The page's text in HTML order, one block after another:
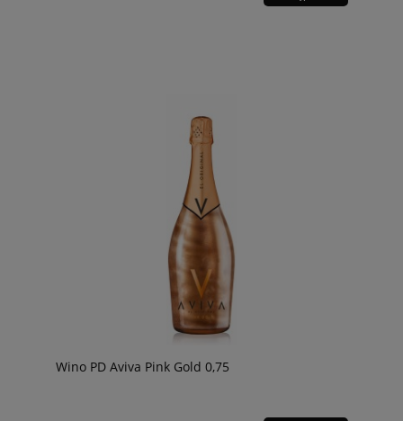
Wino PD Aviva Pink Gold 0,75